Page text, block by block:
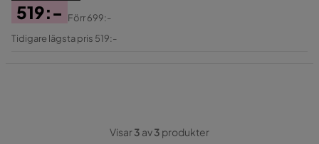
Pris
519:-
Original
Förr699:-
Tidigare lägsta pris 519:-
Visar3 av3 produkter